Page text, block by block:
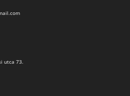
utca 73.